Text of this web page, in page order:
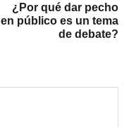
¿Por qué dar pecho
en público es un tema
de debate?